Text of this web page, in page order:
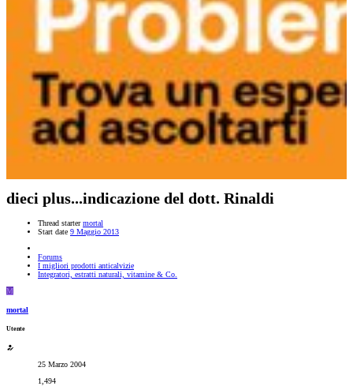
dieci plus...indicazione del dott. Rinaldi
Thread starter mortal
Start date 9 Maggio 2013
Forums
I migliori prodotti anticalvizie
Integratori, estratti naturali, vitamine & Co.
M
mortal
Utente
25 Marzo 2004
1,494